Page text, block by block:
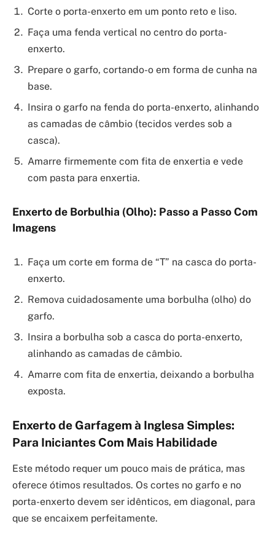
Corte o porta-enxerto em um ponto reto e liso.
Faça uma fenda vertical no centro do porta-
enxerto.
Prepare o garfo, cortando-o em forma de cunha na
base.
Insira o garfo na fenda do porta-enxerto, alinhando
as camadas de câmbio (tecidos verdes sob a
casca).
Amarre firmemente com fita de enxertia e vede
com pasta para enxertia.
Enxerto de Borbulhia (Olho): Passo a Passo Com
Imagens
Faça um corte em forma de “T” na casca do porta-
enxerto.
Remova cuidadosamente uma borbulha (olho) do
garfo.
Insira a borbulha sob a casca do porta-enxerto,
alinhando as camadas de câmbio.
Amarre com fita de enxertia, deixando a borbulha
exposta.
Enxerto de Garfagem à Inglesa Simples:
Para Iniciantes Com Mais Habilidade
Este método requer um pouco mais de prática, mas
oferece ótimos resultados. Os cortes no garfo e no
porta-enxerto devem ser idênticos, em diagonal, para
que se encaixem perfeitamente.